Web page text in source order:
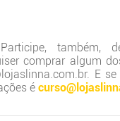
também,
comprar algum
E
é